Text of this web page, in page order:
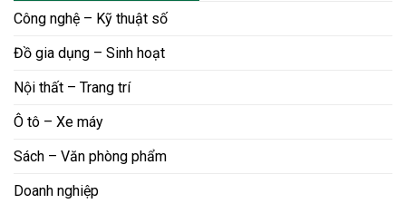
Công nghệ – Kỹ thuật số
Đồ gia dụng – Sinh hoạt
Nội thất – Trang trí
Ô tô – Xe máy
Sách – Văn phòng phẩm
Doanh nghiệp